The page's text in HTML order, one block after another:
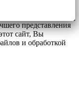
представления
сайт, Вы
и обработкой